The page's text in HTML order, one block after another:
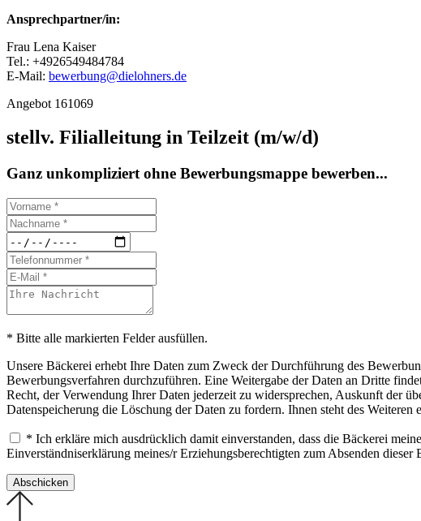
Ansprechpartner/in:
Frau Lena Kaiser
Tel.: +4926549484784
E-Mail: bewerbung@dielohners.de
Angebot 161069
stellv. Filialleitung in Teilzeit (m/w/d)
Ganz unkompliziert ohne Bewerbungsmappe bewerben...
* Bitte alle markierten Felder ausfüllen.
Unsere Bäckerei erhebt Ihre Daten zum Zweck der Durchführung des
Bewerbungsverfahren durchzuführen. Eine Weitergabe der Daten an Dritte
Recht, der Verwendung Ihrer Daten jederzeit zu widersprechen, Auskunft der
Datenspeicherung die Löschung der Daten zu fordern. Ihnen steht des
* Ich erkläre mich ausdrücklich damit einverstanden, dass die Bäckerei
Einverständniserklärung meines/r Erziehungsberechtigten zum Absenden dieser